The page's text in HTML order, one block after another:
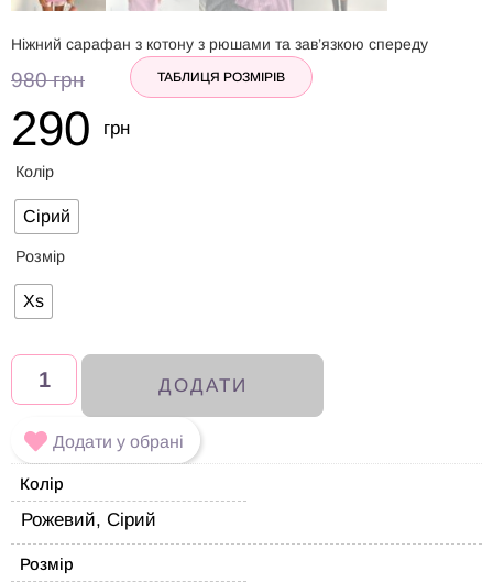
Ніжний сарафан з котону з рюшами та зав’язкою спереду
980грн
290 грн
ТАБЛИЦЯ РОЗМІРІВ
Колір
Сірий
Розмір
Xs
ДОДАТИ
Додати у обрані
Колір
Рожевий, Сірий
Розмір